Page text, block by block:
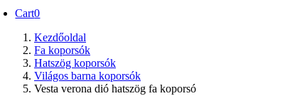
Cart0
Kezdőoldal
Fa koporsók
Hatszög koporsók
Világos barna koporsók
Vesta verona dió hatszög fa koporsó